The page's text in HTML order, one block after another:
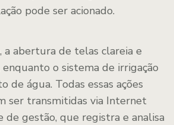
pode ser acionado.
a abertura de telas clareia e
o sistema de irrigação
de água. Todas essas ações
ser transmitidas via Internet
de gestão, que registra e analisa